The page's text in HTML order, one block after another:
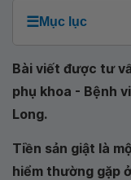
☰Mục lục
Bài viết được tư
phụ khoa - Bệnh
Long.
Tiền sản giật là
hiểm thường gặp